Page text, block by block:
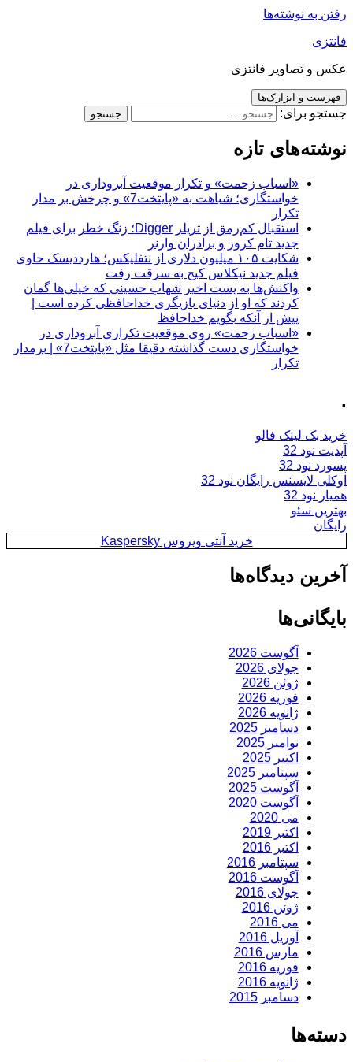
رفتن به نوشته‌ها
فانتزی
عکس و تصاویر فانتزی
فهرست و ابزارک‌ها
جستجو برای:
نوشته‌های تازه
«اسباب زحمت» و تکرار موقعیت آبروداری در
خواستگاری؛ شباهت به «پایتخت7» و چرخش بر مدار
تکرار
استقبال کم‌رمق از تریلر Digger؛ زنگ خطر برای فیلم
جدید تام کروز و برادران وارنر
شکایت ۱۰۵ میلیون دلاری از نتفلیکس؛ هارددیسک حاوی
فیلم جدید نیکلاس کیج به سرقت رفت
واکنش‌ها به پست اخیر شهاب حسینی که خیلی‌ها گمان
کردند که او از دنیای بازیگری خداحافظی کرده است |
پیش از آنکه بگویم خداحافظ
«اسباب زحمت» روی موقعیت تکراری آبروداری در
خواستگاری دست گذاشته دقیقا مثل «پایتخت7» | برمدار
تکرار
.
خرید بک لینک فالو
آپدیت نود 32
پسورد نود 32
اوکلی لایسنس رایگان نود 32
همیار نود 32
بهترین سئو
رایگان
خرید آنتی ویروس Kaspersky
آخرین دیدگاه‌ها
بایگانی‌ها
آگوست 2026
جولای 2026
ژوئن 2026
فوریه 2026
ژانویه 2026
دسامبر 2025
نوامبر 2025
اکتبر 2025
سپتامبر 2025
آگوست 2025
آگوست 2020
می 2020
اکتبر 2019
اکتبر 2016
سپتامبر 2016
آگوست 2016
جولای 2016
ژوئن 2016
می 2016
آوریل 2016
مارس 2016
فوریه 2016
ژانویه 2016
دسامبر 2015
دسته‌ها